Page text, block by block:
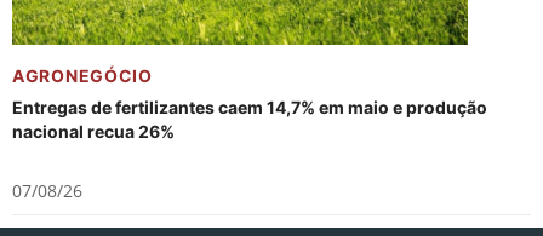
AGRONEGÓCIO
Entregas de fertilizantes caem 14,7% em maio e produção
nacional recua 26%
07/08/26